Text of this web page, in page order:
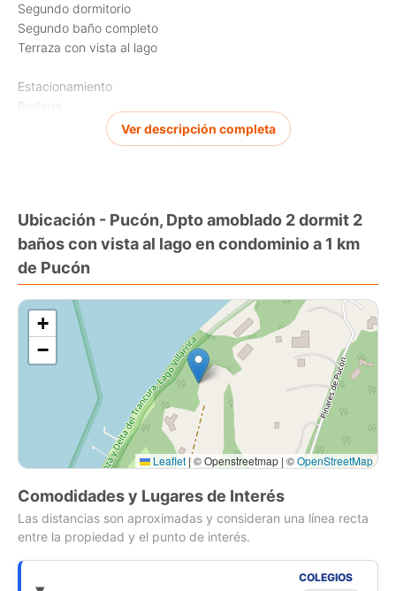
Segundo dormitorio
Segundo baño completo
Terraza con vista al lago
Estacionamiento
Bodega
Extraordinario club house con sala de juegos, de cine y spa
Gimnasio
Conserjería 24/7
Ver descripción completa
Ubicación - Pucón, Dpto amoblado 2 dormit 2
baños con vista al lago en condominio a 1 km
de Pucón
+
−
Leaflet |© Openstreetmap | ©OpenStreetMap
Comodidades y Lugares de Interés
Las distancias son aproximadas y consideran una línea recta
entre la propiedad y el punto de interés.
COLEGIOS